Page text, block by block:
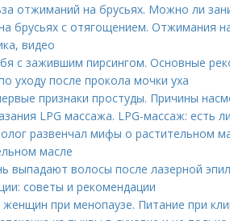
отжиманий на брусьях. Можно ли
брусьях с отягощением. Отжимания
видео
с зажившим пирсингом. Основные
уходу после прокола мочки уха
признаки простуды. Причины
LPG массажа. LPG-массаж: есть
развенчал мифы о растительном
масле
выпадают волосы после лазерной
советы и рекомендации
при менопаузе. Питание при